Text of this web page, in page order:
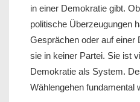
in einer Demokratie gibt.
politische Überzeugungen
Gesprächen oder auf einer
sie in keiner Partei. Sie ist
Demokratie als System.
Wählengehen fundamental